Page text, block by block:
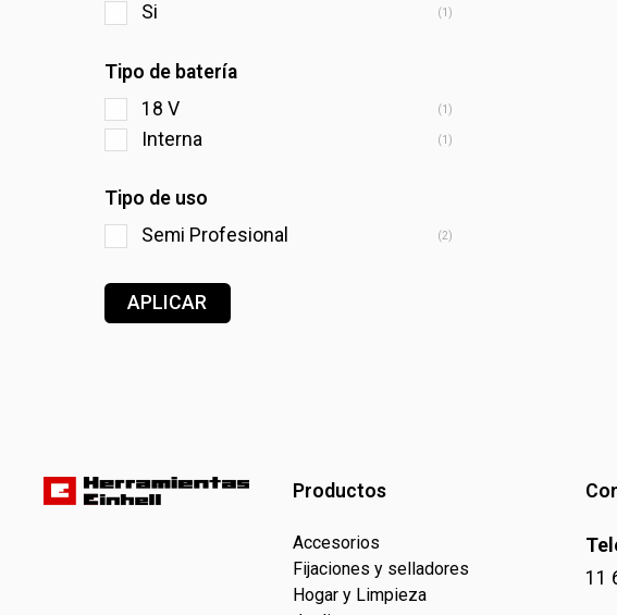
Si (1)
Tipo de batería
18 V
(1)
Interna (1)
Tipo de uso
Semi Profesional
(2)
APLICAR
Productos
Accesorios
Fijaciones y selladores
Hogar y Limpieza
11